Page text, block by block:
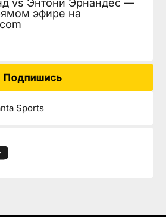
vs Энтони Эрнандес —
эфире на
Подпишись
Sports